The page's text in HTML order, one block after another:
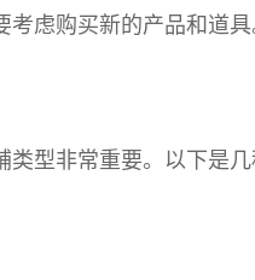
虑购买新的产品和道具
类型非常重要。以下是